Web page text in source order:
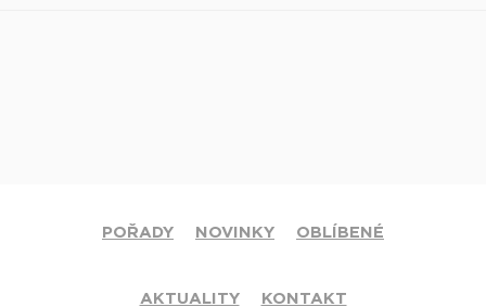
POŘADY NOVINKY OBLÍBENÉ
AKTUALITY KONTAKT